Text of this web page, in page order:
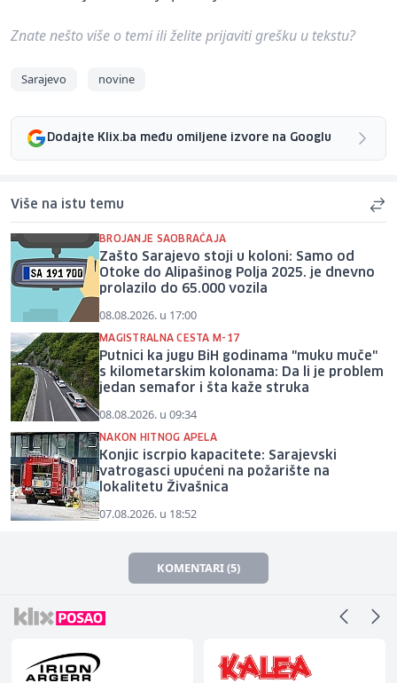
Znate nešto više o temi ili želite prijaviti grešku u tekstu?
Sarajevo novine
Dodajte Klix.ba među omiljene izvore na Googlu
Više na istu temu
BROJANJE SAOBRAĆAJA
Zašto Sarajevo stoji u koloni: Samo od
Otoke do Alipašinog Polja 2025. je dnevno
prolazilo do 65.000 vozila
08.08.2026. u 17:00
MAGISTRALNA CESTA M-17
Putnici ka jugu BiH godinama "muku muče"
s kilometarskim kolonama: Da li je problem
jedan semafor i šta kaže struka
08.08.2026. u 09:34
NAKON HITNOG APELA
Konjic iscrpio kapacitete: Sarajevski
vatrogasci upućeni na požarište na
lokalitetu Živašnica
07.08.2026. u 18:52
KOMENTARI (5)